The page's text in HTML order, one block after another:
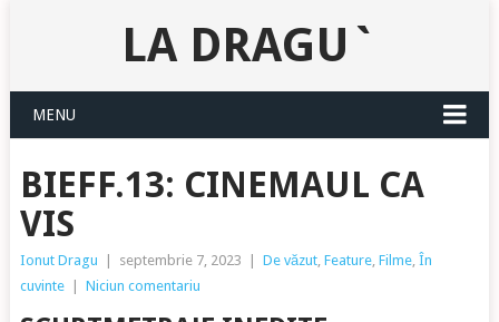
LA DRAGU`
MENU
BIEFF.13: CINEMAUL CA
VIS
Ionut Dragu septembrie 7, 2023 De văzut, Feature, Filme, În
cuvinte
Niciun comentariu